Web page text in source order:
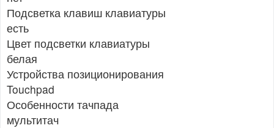
Подсветка клавиш клавиатуры
есть
Цвет подсветки клавиатуры
белая
Устройства позиционирования
Touchpad
Особенности тачпада
мультитач